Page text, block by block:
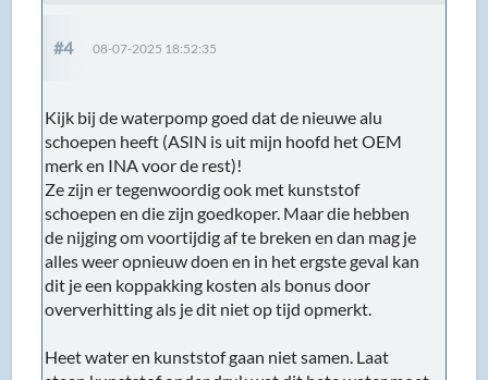
#4 08-07-2025 18:52:35
Kijk bij de waterpomp goed dat de nieuwe alu
schoepen heeft (ASIN is uit mijn hoofd het OEM
merk en INA voor de rest)!
Ze zijn er tegenwoordig ook met kunststof
schoepen en die zijn goedkoper. Maar die hebben
de nijging om voortijdig af te breken en dan mag je
alles weer opnieuw doen en in het ergste geval kan
dit je een koppakking kosten als bonus door
oververhitting als je dit niet op tijd opmerkt.
Heet water en kunststof gaan niet samen. Laat